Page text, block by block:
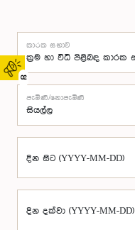
02
කාරක සභාව
පැමිණි/නොපැමිණි
දින සිට (YYYY-MM-DD)
දින දක්වා (YYYY-MM-DD)